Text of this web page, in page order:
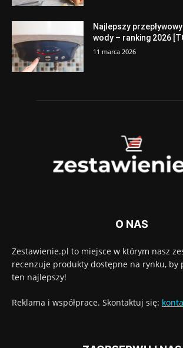
Najlepszy
wody – ranking 2026
11 marca 2026
O NAS
Zestawienie.pl to miejsce w którym nasz
recenzuje produkty dostępne na rynku, by
ten najlepszy!
Reklama i współprace. Skontaktuj się: